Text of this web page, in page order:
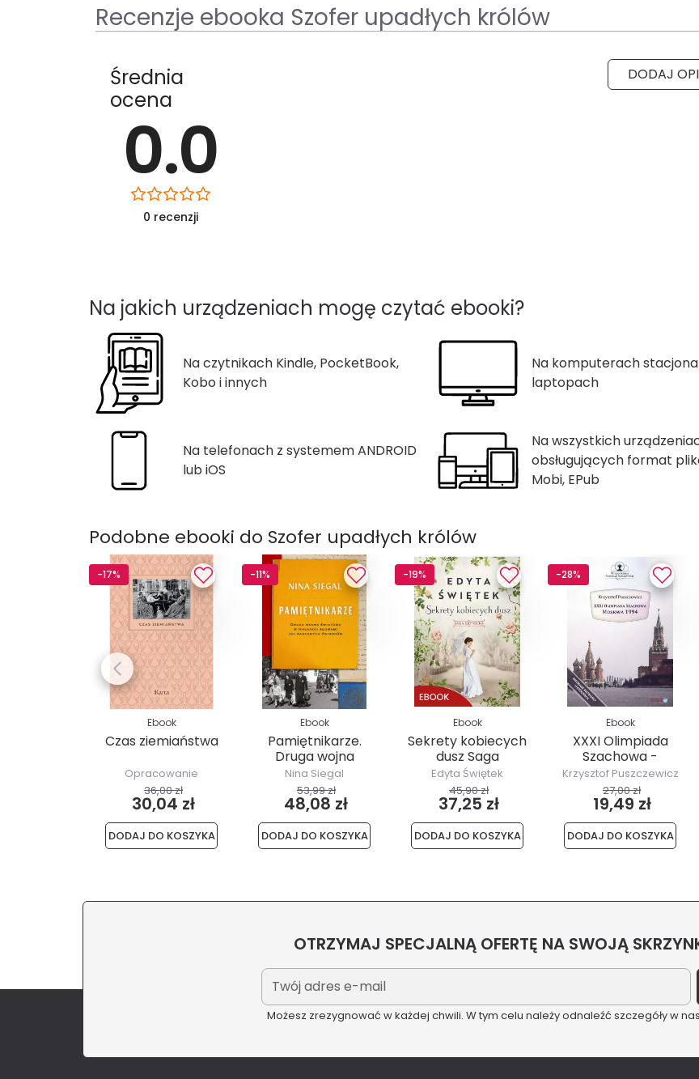
Recenzje ebooka Szofer upadłych królów
Średnia
ocena
0.0
0 recenzji
DODAJ
Na jakich urządzeniach mogę czytać ebooki?
Na czytnikach Kindle, PocketBook,
Kobo i innych
Na komputerach
laptopach
Na telefonach z systemem ANDROID
lub iOS
Na wszystkich
obsługujących format
Mobi, EPub
Podobne ebooki do Szofer upadłych królów
-17%
Ebook
Czas ziemiaństwa
Opracowanie
zbiorowe
36,00 zł
30,04 zł
DODAJ DO KOSZYKA
-11%
Ebook
Pamiętnikarze.
Druga wojna
światowa w
Holandii...
Nina Siegal
53,99 zł
48,08 zł
DODAJ DO KOSZYKA
-19%
Ebook
Sekrety kobiecych
dusz Saga
krynicka, część I
Edyta Świętek
45,90 zł
37,25 zł
DODAJ DO KOSZYKA
-28%
Ebook
XXXI Olimpiada
Szachowa -
Moskwa 1994
Krzysztof Puszczewicz
27,00 zł
19,49 zł
DODAJ DO KOSZYKA
OTRZYMAJ SPECJALNĄ OFERTĘ NA SWOJĄ
Możesz zrezygnować w każdej chwili. W tym celu należy odnaleźć szczegóły w